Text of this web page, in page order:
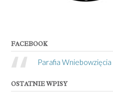
FACEBOOK
Parafia
OSTATNIE WPISY